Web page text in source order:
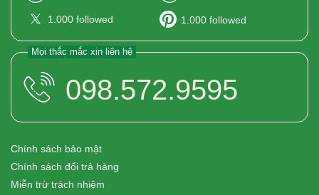
1.000 followed 1.000 followed
Mọi thắc mắc xin liên hệ
098.572.9595
Chính sách bảo mật
Chính sách đổi trả hàng
Miễn trừ trách nhiệm